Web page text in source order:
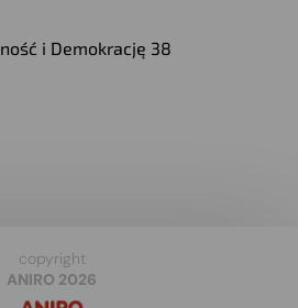
i Demokrację 38
copyright
ANIRO 2026